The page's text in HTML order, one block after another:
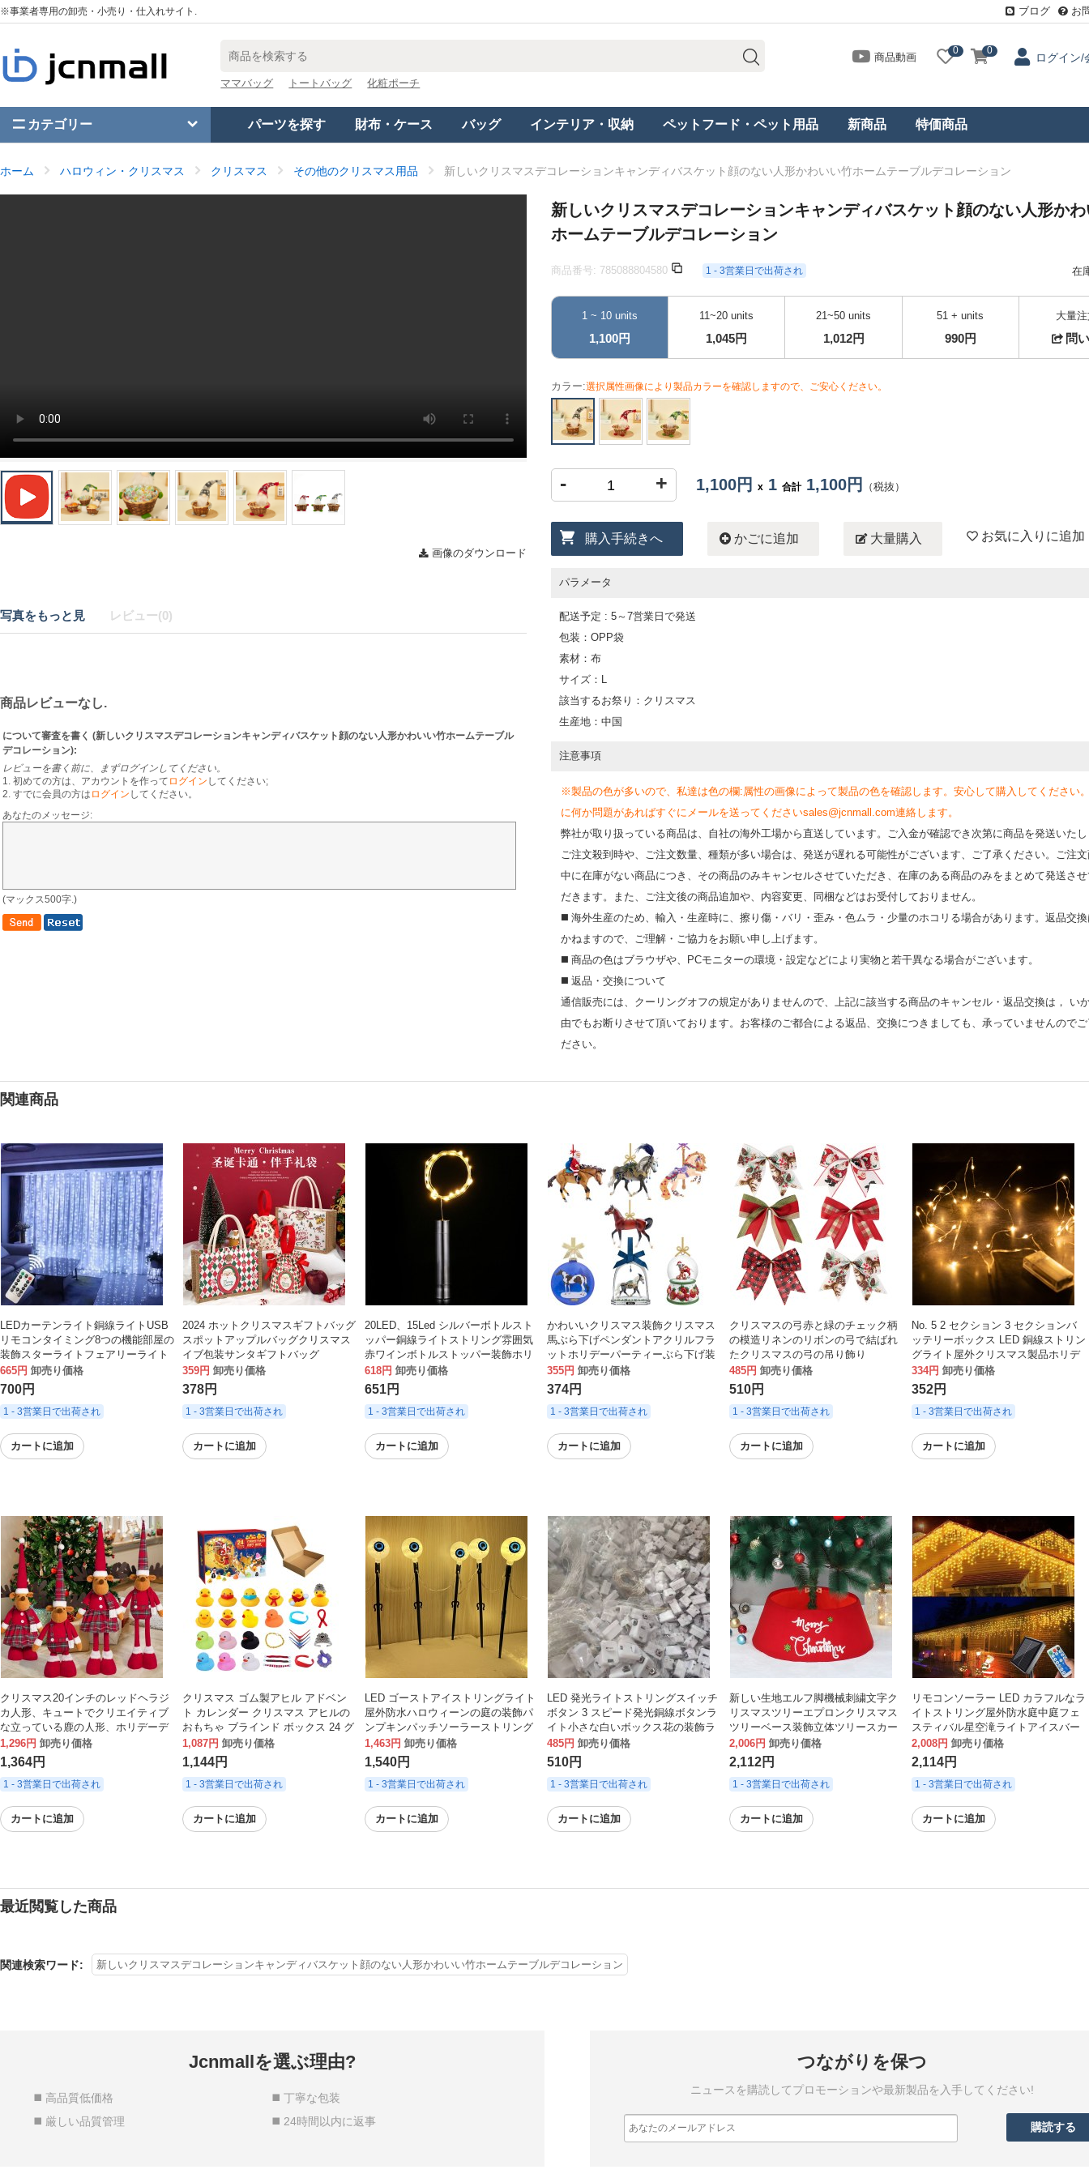
※事業者専用の卸売・小売り・仕入れサイト. ブログ お
ママバッグ トートバッグ 化粧ポーチ
商品動画
0 0
ログイン/
カテゴリー パーツを探す 財布・ケース バッグ インテリア・収納 ペットフード・ペット用品 新商品 特価商品
ホーム ハロウィン・クリスマス クリスマス その他のクリスマス用品 新しいクリスマスデコレーションキャンディバスケット顔のない人形かわいい竹ホームテーブルデコレーション
画像のダウンロード
写真をもっと見 レビュー(0)
商品レビューなし.
について審査を書く (新しいクリスマスデコレーションキャンディバスケット顔のない人形かわいい竹ホームテーブル
デコレーション):
レビューを書く前に、まずログインしてください。
1. 初めての方は、アカウントを作って ログイン してください;
2. すでに会員の方は ログイン してください。
あなたのメッセージ:
(マックス500字.)
新しいクリスマスデコレーションキャンディバスケット顔のない人形か
ホームテーブルデコレーション
商品番号: 785088804580 1 - 3営業日で出荷され 在
1 ~ 10 units
1,100円
11~20 units
1,045円
21~50 units
1,012円
51 + units
990円
大量
問
カラー:選択属性画像により製品カラーを確認しますので、ご安心ください。
- + 1,100円 x 1 合計1,100円 （税抜）
購入手続きへ かごに追加 大量購入 お気に入りに追加
パラメータ
配送予定 : 5～7営業日で発送
包装：OPP袋
素材：布
サイズ：L
該当するお祭り：クリスマス
生産地：中国
注意事項
※製品の色が多いので、私達は色の欄:属性の画像によって製品の色を確認します。安心して購入してください
に何か問題があればすぐにメールを送ってくださいsales@jcnmall.com連絡します。
弊社が取り扱っている商品は、自社の海外工場から直送しています。ご入金が確認でき次第に商品を発送いた
ご注文殺到時や、ご注文数量、種類が多い場合は、発送が遅れる可能性がございます、ご了承ください。ご注
中に在庫がない商品につき、その商品のみキャンセルさせていただき、在庫のある商品のみをまとめて発送さ
だきます。また、ご注文後の商品追加や、内容変更、同梱などはお受付しておりません。
◼️ 海外⽣産のため、輸⼊・⽣産時に、擦り傷・バリ・歪み・色ムラ・少量のホコリる場合があります。返品交
かねますので、ご理解・ご協⼒をお願い申し上げます。
◼️ 商品の⾊はブラウザや、PCモニターの環境・設定などにより実物と若⼲異なる場合がございます。
◼️ 返品・交換について
通信販売には、クーリングオフの規定がありませんので、上記に該当する商品のキャンセル・返品交換は， い
由でもお断りさせて頂いております。お客様のご都合による返品、交換につきましても、承っていませんので
ださい。
関連商品
LEDカーテンライト銅線ライトUSB
リモコンタイミング8つの機能部屋の
装飾スターライトフェアリーライト
665円 卸売り価格
700円
1 - 3営業日で出荷され
カートに追加
2024 ホットクリスマスギフトバッグ
スポットアップルバッグクリスマス
イブ包装サンタギフトバッグ
359円 卸売り価格
378円
1 - 3営業日で出荷され
カートに追加
20LED、15Led シルバーボトルスト
ッパー銅線ライトストリング雰囲気
赤ワインボトルストッパー装飾ホリ
デー
618円 卸売り価格
651円
1 - 3営業日で出荷され
カートに追加
かわいいクリスマス装飾クリスマス
馬ぶら下げペンダントアクリルフラ
ットホリデーパーティーぶら下げ装
飾乗馬装飾
355円 卸売り価格
374円
1 - 3営業日で出荷され
カートに追加
クリスマスの弓赤と緑のチェック柄
の模造リネンのリボンの弓で結ばれ
たクリスマスの弓の吊り飾り
485円 卸売り価格
510円
1 - 3営業日で出荷され
カートに追加
No. 5 2 セクション 3 セクションバ
ッテリーボックス LED 銅線ストリン
グライト屋外クリスマス製品ホリデ
ーウェディング装飾革線ストリング
ライト
334円 卸売り価格
352円
1 - 3営業日で出荷され
カートに追加
クリスマス20インチのレッドヘラジ
カ人形、キュートでクリエイティブ
な立っている鹿の人形、ホリデーデ
コレーションオーナメント
1,296円 卸売り価格
1,364円
1 - 3営業日で出荷され
カートに追加
クリスマス ゴム製アヒル アドベン
ト カレンダー クリスマス アヒルの
おもちゃ ブラインド ボックス 24 グ
リッド クリエイティブ おもちゃ ア
ヒル タイプ A
1,087円 卸売り価格
1,144円
1 - 3営業日で出荷され
カートに追加
LED ゴーストアイストリングライト
屋外防水ハロウィーンの庭の装飾パ
ンプキンパッチソーラーストリング
ライト
1,463円 卸売り価格
1,540円
1 - 3営業日で出荷され
カートに追加
LED 発光ライトストリングスイッチ
ボタン 3 スピード発光銅線ボタンラ
イト小さな白いボックス花の装飾ラ
イトストリング卸売
485円 卸売り価格
510円
1 - 3営業日で出荷され
カートに追加
新しい生地エルフ脚機械刺繍文字ク
リスマスツリーエプロンクリスマス
ツリーベース装飾立体ツリースカー
ト
2,006円 卸売り価格
2,112円
1 - 3営業日で出荷され
カートに追加
リモコンソーラー LED カラフルなラ
イトストリング屋外防水庭中庭フェ
スティバル星空滝ライトアイスバー
ライト
2,008円 卸売り価格
2,114円
1 - 3営業日で出荷され
カートに追加
最近閲覧した商品
関連検索ワード: 新しいクリスマスデコレーションキャンディバスケット顔のない人形かわいい竹ホームテーブルデコレーション
Jcnmallを選ぶ理由?
◼️ 高品質低価格
◼️ 丁寧な包装
◼️ 厳しい品質管理
◼️ 24時間以内に返事
つながりを保つ
ニュースを購読してプロモーションや最新製品を入手してください!